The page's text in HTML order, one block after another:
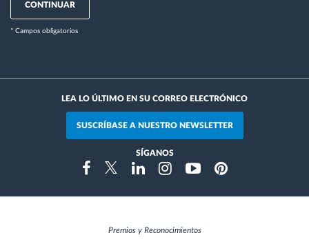
CONTINUAR
* Campos obligatorios
LEA LO ÚLTIMO EN SU CORREO ELECTRÓNICO
SUSCRÍBASE A NUESTRO NEWSLETTER
SÍGANOS
FacebookTwitterLinkedinInstragramYoutubePinterest
Premios y Reconocimientos